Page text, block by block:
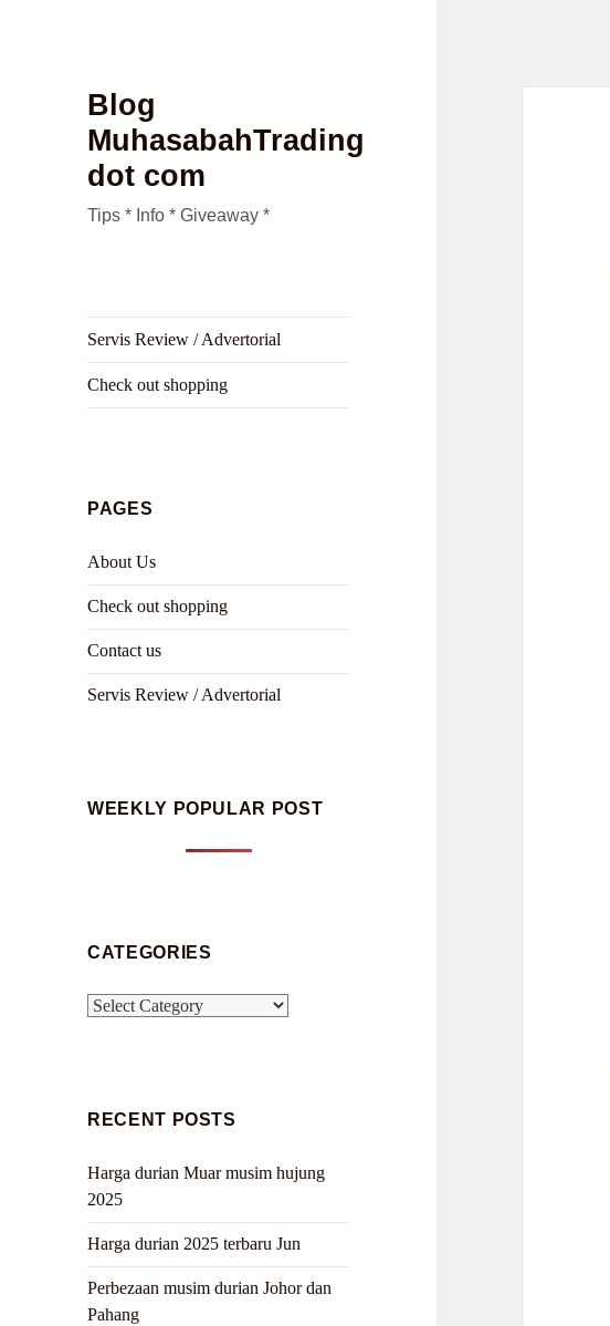
Blog
MuhasabahTrading
dot com
Tips * Info * Giveaway *
Servis Review / Advertorial
Check out shopping
PAGES
About Us
Check out shopping
Contact us
Servis Review / Advertorial
WEEKLY POPULAR POST
CATEGORIES
Categories
RECENT POSTS
Harga durian Muar musim hujung
2025
Harga durian 2025 terbaru Jun
Perbezaan musim durian Johor dan
Pahang